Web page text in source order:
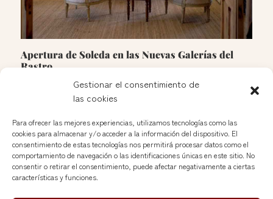
Gestionar el consentimiento de
las cookies
Para ofrecer las mejores experiencias, utilizamos tecnologías como las
cookies para almacenar y/o acceder a la información del dispositivo. El
consentimiento de estas tecnologías nos permitirá procesar datos como el
comportamiento de navegación o las identificaciones únicas en este sitio. No
consentir o retirar el consentimiento, puede afectar negativamente a ciertas
características y funciones.
Apertura de Soleda en las Nuevas Galerías del
Rastro
Follow